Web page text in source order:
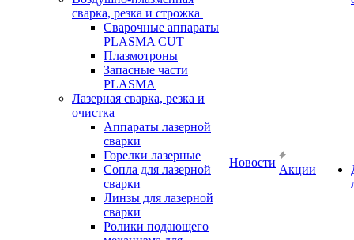
сварка, резка и строжка
Сварочные аппараты
PLASMA CUT
Плазмотроны
Запасные части
PLASMA
Лазерная сварка, резка и
очистка
Аппараты лазерной
сварки
Горелки лазерные
Сопла для лазерной
сварки
Линзы для лазерной
сварки
Ролики подающего
Новости
Акции